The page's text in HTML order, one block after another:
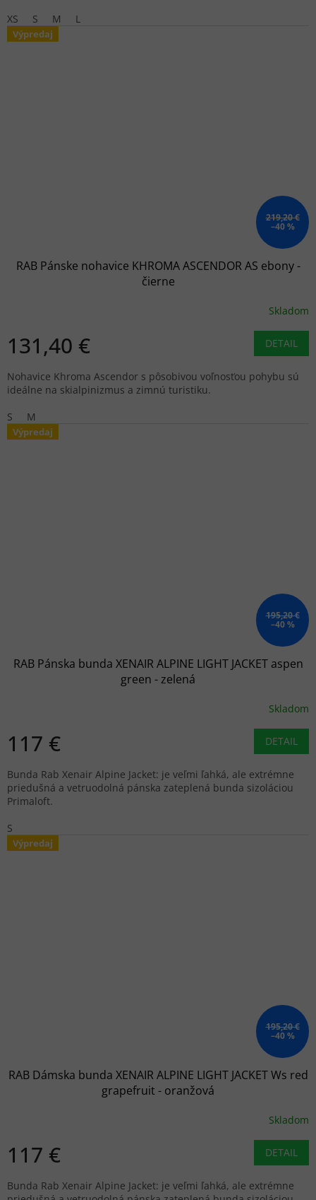
XS
S M L
Výpredaj
219,20 €
–40 %
RAB Pánske nohavice KHROMA ASCENDOR AS ebony -
čierne
Skladom
131,40 € DETAIL
Nohavice Khroma Ascendor s pôsobivou voľnosťou pohybu sú
ideálne na skialpinizmus a zimnú turistiku.
S
M
Výpredaj
195,20 €
–40 %
RAB Pánska bunda XENAIR ALPINE LIGHT JACKET aspen
green - zelená
Skladom
117 € DETAIL
Bunda Rab Xenair Alpine Jacket: je veľmi ľahká, ale extrémne
priedušná a vetruodolná pánska zateplená bunda sizoláciou
Primaloft.
S
Výpredaj
195,20 €
–40 %
RAB Dámska bunda XENAIR ALPINE LIGHT JACKET Ws red
grapefruit - oranžová
Skladom
117 € DETAIL
Bunda Rab Xenair Alpine Jacket: je veľmi ľahká, ale extrémne